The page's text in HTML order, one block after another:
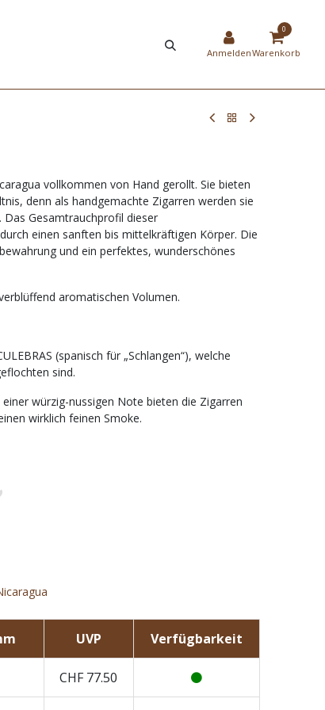
Anmelden
0
Warenkorb
vollkommen von Hand gerollt. Sie bieten
denn als handgemachte Zigarren werden sie
Gesamtrauchprofil dieser
einen sanften bis mittelkräftigen Körper. Die
und ein perfektes, wunderschönes
aromatischen Volumen.
(spanisch für „Schlangen“), welche
sind.
würzig-nussigen Note bieten die Zigarren
wirklich feinen Smoke.
UVP Verfügbarkeit
CHF77.50